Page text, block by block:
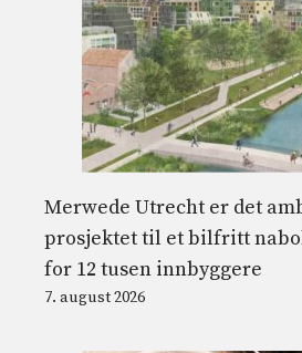
Merwede Utrecht er det
prosjektet til et bilfritt
for 12 tusen innbyggere
7. august 2026